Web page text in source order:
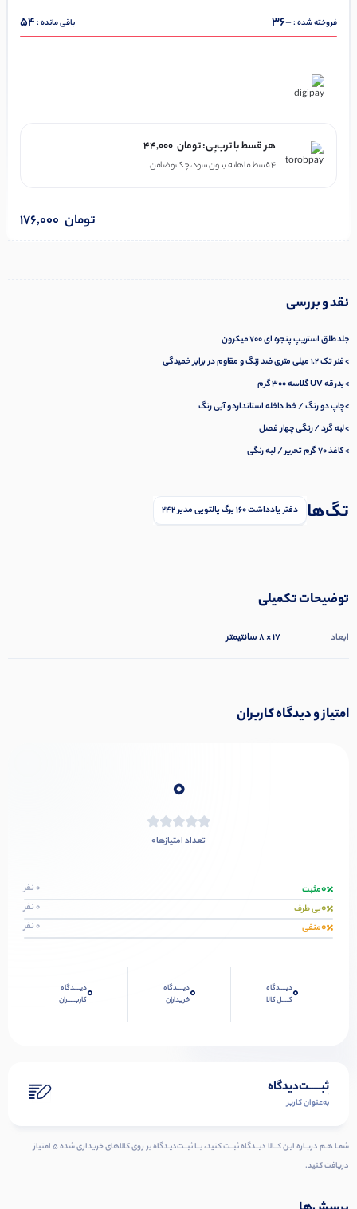
فروخته شده :-36 باقی مانده :54
هر قسط با ترب‌پی: 44,000 تومان
۴ قسط ماهانه. بدون سود، چک و ضامن.
176,000 تومان
نقد و بررسی
جلد طلق استریپ پنجره ای 700 میکرون
> فنر تک 1.2 میلی متری ضد زنگ و مقاوم در برابر خمیدگی
> بدرقه UV گلاسه 300 گرم
> چاپ دو رنگ / خط داخله استاندارد و آبی رنگ
> لبه گرد / رنگی چهار فصل
> کاغذ 70 گرم تحریر / لبه رنگی
تگ‌ها دفتر یادداشت 160 برگ پالتویی مدیر 242
توضیحات تکمیلی
ابعاد 17 × 8 سانتیمتر
امتیاز و دیدگاه کاربران
0
تعداد امتیازها0
0مثبت 0 نفر
0بی طرف 0 نفر
0منفی 0 نفر
0دیــــدگاه
کــــل کالا
0دیــــدگاه
خریداران
0دیــــدگاه
کاربـــــران
ثبـــــت‌دیدگاه
به‌عنوان کاربر
شمـا هـم دربـاره ایـن کــالا دیــدگاه ثبــت کنید، بــا ثبــت‌دیـدگاه بر روی کالاهای خریداری شده ۵ امتیاز
دریافت کنید.